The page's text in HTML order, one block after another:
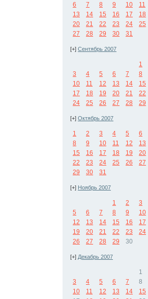
6
7 8 9 10 11
13
14 15 16 17 18
20
21 22 23 24 25
27
28 29 30 31
[+] Сентябрь 2007
1
3
4 5 6 7 8
10
11 12 13 14 15
17
18 19 20 21 22
24
25 26 27 28 29
[+] Октябрь 2007
1 2 3 4 5 6
8
9 10 11 12 13
15
16 17 18 19 20
22
23 24 25 26 27
29
30 31
[+] Ноябрь 2007
1 2 3
5
6 7 8 9 10
12
13 14 15 16 17
19
20 21 22 23 24
26
27 28 29 30
[+] Декабрь 2007
1
3
4 5 6 7 8
10
11 12 13 14 15